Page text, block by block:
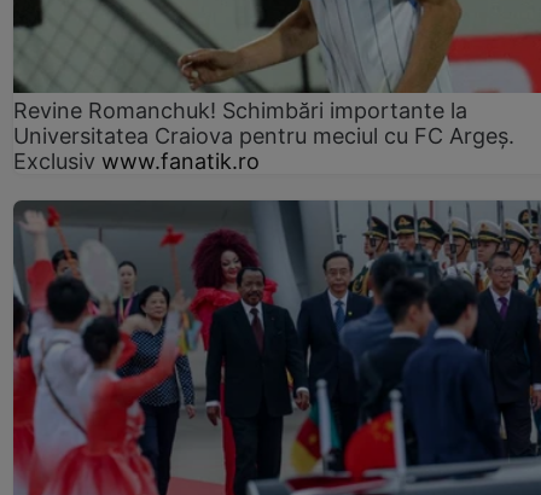
Revine Romanchuk! Schimbări importante la
Universitatea Craiova pentru meciul cu FC Argeş.
Exclusiv www.fanatik.ro